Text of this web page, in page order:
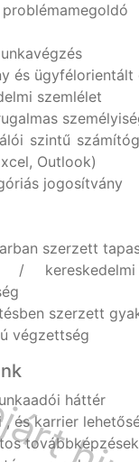
és
szemlélet
szintű
Outlook)
jogosítvány
szerzett
/
szerzett
végzettség
háttér
, és karrier
továbbképzések